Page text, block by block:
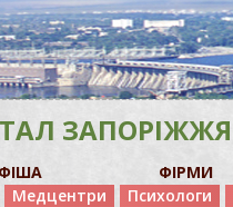
ЗАПОРІЖЖЯ
ФІРМИ
Медцентри Психологи